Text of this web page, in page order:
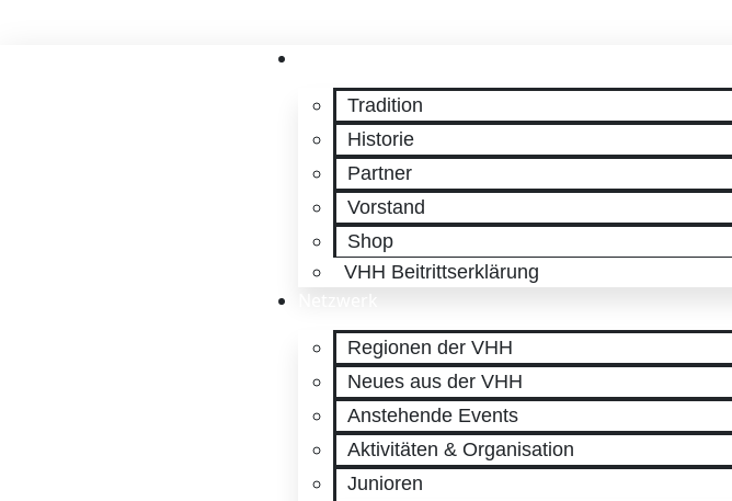
Tradition
Historie
Partner
Vorstand
Shop
VHH Beitrittserklärung
Regionen der VHH
Neues aus der VHH
Anstehende Events
Aktivitäten & Organisation
Junioren